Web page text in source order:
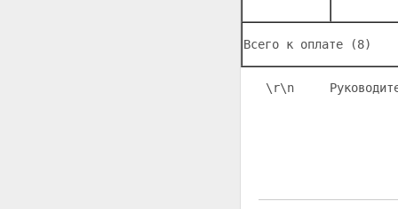
Всего к оплате (8)
\r\n